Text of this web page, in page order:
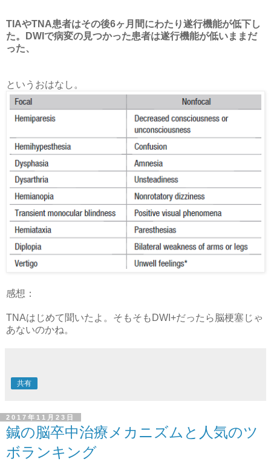
TIAやTNA患者はその後6ヶ月間にわたり遂行機能が低下し
た。DWIで病変の見つかった患者は遂行機能が低いままだ
った、
というおはなし。
感想：
TNAはじめて聞いたよ。そもそもDWI+だったら脳梗塞じゃ
あないのかね。
共有
2017年11月23日
鍼の脳卒中治療メカニズムと人気のツ
ボランキング